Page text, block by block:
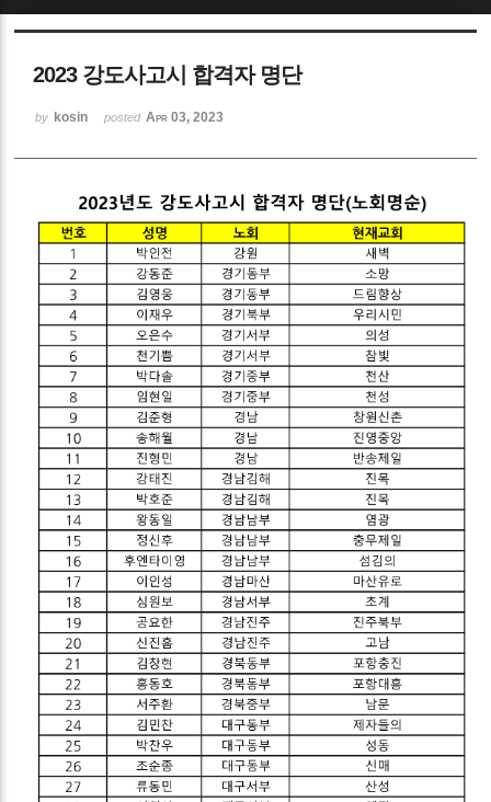
2023 강도사고시 합격자 명단
by kosin posted Apr 03, 2023
Sketchbook5, 스케치북5
Sketchbook5, 스케치북5